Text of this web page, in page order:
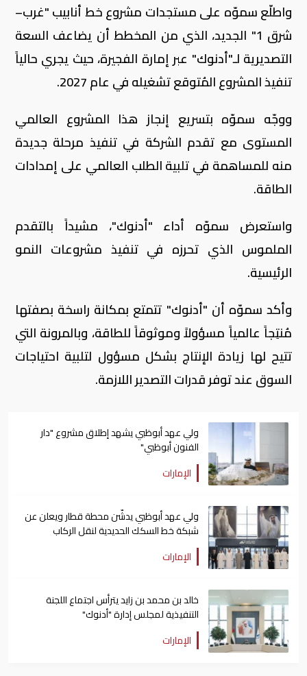
واطلّع سموّه على مستجدات مشروع خط أنابيب "غرب–
شرق 1" الجديد، الذي من المخطط أن يضاعف السعة
التصديرية لـ"أدنوك" عبر إمارة الفجيرة، حيث يجري حالياً
تنفيذ المشروع المُتوقع تشغيله في عام 2027.
ووجّه سموّه بتسريع إنجاز هذا المشروع العالمي
المستوى مع تقدم الشركة في تنفيذ مرحلة جديدة
منه للمساهمة في تلبية الطلب العالمي على إمدادات
الطاقة.
واستعرض سموّه أداء "أدنوك"، مشيداً بالتقدم
الملموس الذي تحرزه في تنفيذ مشروعات النمو
الرئيسية.
وأكد سموّه أن "أدنوك" تتمتع بمكانة راسخة بصفتها
مُنتِجاً عالمياً مسؤولاً وموثوقاً للطاقة، وبالمرونة التي
تتيح لها زيادة الإنتاج بشكل مسؤول لتلبية احتياجات
السوق عند توفر قدرات التصدير اللازمة.
ولي عهد أبوظبي يشهد إطلاق مشروع "دار
الفنون أبوظبي"
الإمارات
ولي عهد أبوظبي يدشّن محطة قطار ويعلن عن
شبكة خط السكك الحديدية لنقل الركاب
الإمارات
خالد بن محمد بن زايد يترأس اجتماع اللجنة
التنفيذية لمجلس إدارة "أدنوك"
الإمارات